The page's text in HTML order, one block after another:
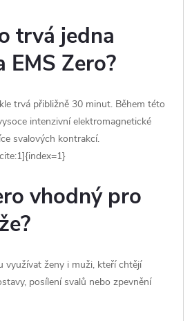
trvá jedna
EMS Zero?
trvá přibližně 30 minut. Během této
intenzivní elektromagnetické
svalových kontrakcí.
vhodný pro
využívat ženy i muži, kteří chtějí
posílení svalů nebo zpevnění